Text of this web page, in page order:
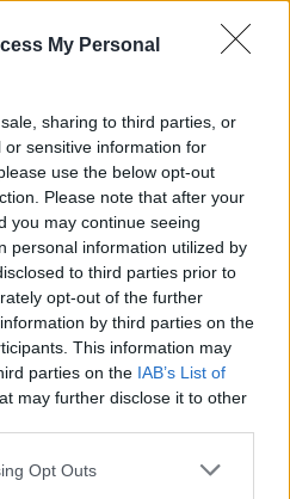
My Personal
sharing to third parties, or
sensitive information for
use the below opt-out
Please note that after your
you may continue seeing
personal information utilized by
to third parties prior to
opt-out of the further
by third parties on the
This information may
parties on the IAB’s List of
may further disclose it to other
app uses one or more Google
Opt Outs
Discover
Ασφαλείς και
για άτομα με διαβήτη